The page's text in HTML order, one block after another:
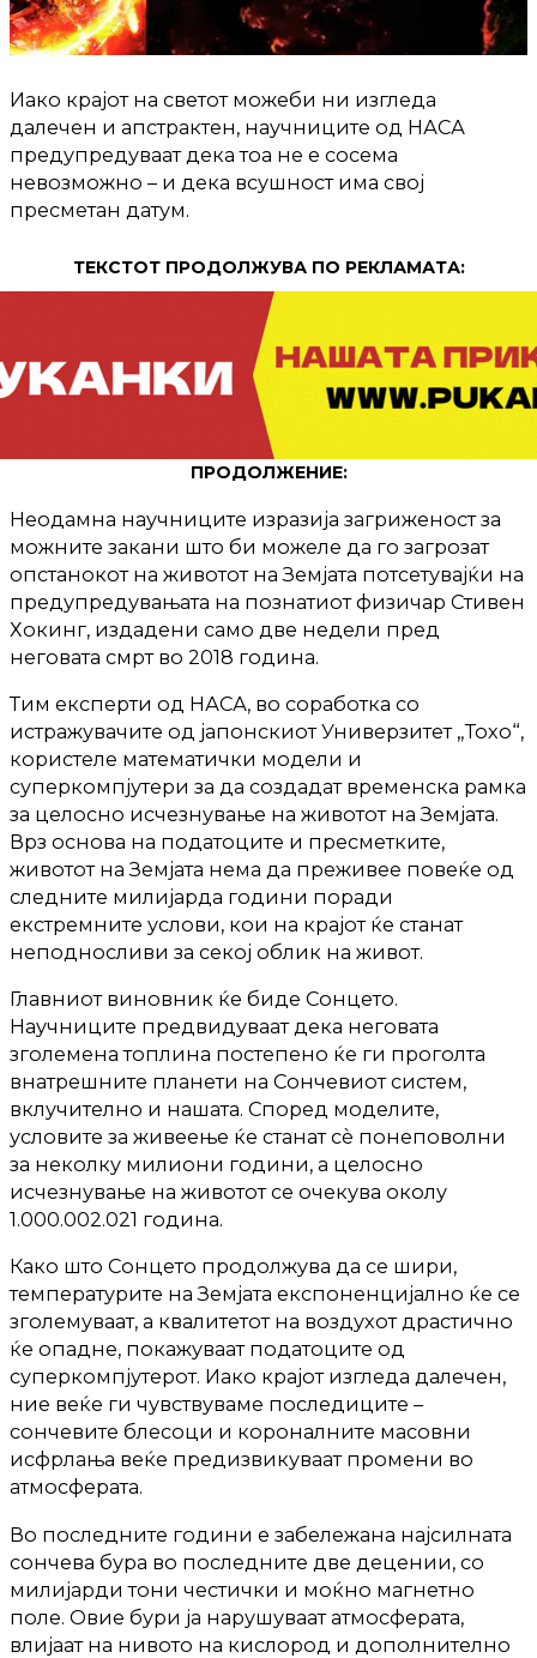
Иако крајот на светот можеби ни изгледа
далечен и апстрактен, научниците од НАСА
предупредуваат дека тоа не е сосема
невозможно – и дека всушност има свој
пресметан датум.
ТЕКСТОТ ПРОДОЛЖУВА ПО РЕКЛАМАТА:
ПРОДОЛЖЕНИЕ:
Неодамна научниците изразија загриженост за
можните закани што би можеле да го загрозат
опстанокот на животот на Земјата потсетувајќи на
предупредувањата на познатиот физичар Стивен
Хокинг, издадени само две недели пред
неговата смрт во 2018 година.
Тим експерти од НАСА, во соработка со
истражувачите од јапонскиот Универзитет „Тохо“,
користеле математички модели и
суперкомпјутери за да создадат временска рамка
за целосно исчезнување на животот на Земјата.
Врз основа на податоците и пресметките,
животот на Земјата нема да преживее повеќе од
следните милијарда години поради
екстремните услови, кои на крајот ќе станат
неподносливи за секој облик на живот.
Главниот виновник ќе биде Сонцето.
Научниците предвидуваат дека неговата
зголемена топлина постепено ќе ги проголта
внатрешните планети на Сончевиот систем,
вклучително и нашата. Според моделите,
условите за живеење ќе станат сè понеповолни
за неколку милиони години, а целосно
исчезнување на животот се очекува околу
1.000.002.021 година.
Како што Сонцето продолжува да се шири,
температурите на Земјата експоненцијално ќе се
зголемуваат, а квалитетот на воздухот драстично
ќе опадне, покажуваат податоците од
суперкомпјутерот. Иако крајот изгледа далечен,
ние веќе ги чувствуваме последиците –
сончевите блесоци и короналните масовни
исфрлања веќе предизвикуваат промени во
атмосферата.
Во последните години е забележана најсилната
сончева бура во последните две децении, со
милијарди тони честички и моќно магнетно
поле. Овие бури ја нарушуваат атмосферата,
влијаат на нивото на кислород и дополнително